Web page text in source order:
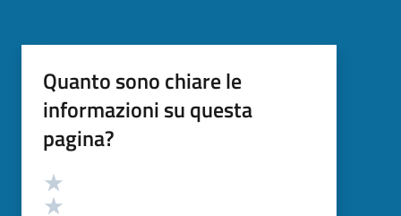
Quanto sono chiare le
informazioni su questa
pagina?
Valutazione